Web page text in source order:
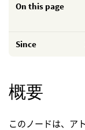
On this page
Since
概要
このノードは、ア